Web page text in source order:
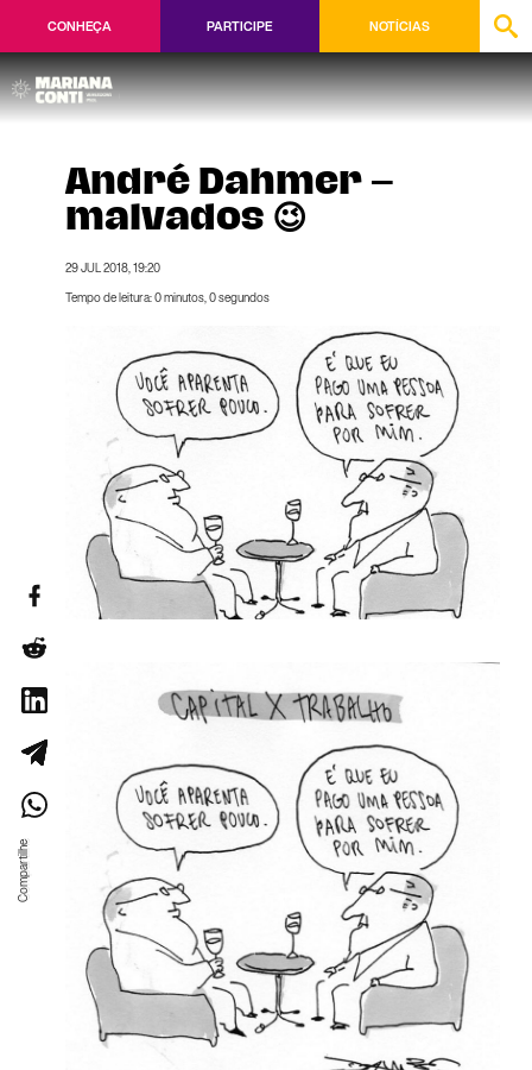
CONHEÇA PARTICIPE NOTÍCIAS
André Dahmer –
malvados 😉
29 JUL 2018, 19:20
Tempo de leitura: 0 minutos, 0 segundos